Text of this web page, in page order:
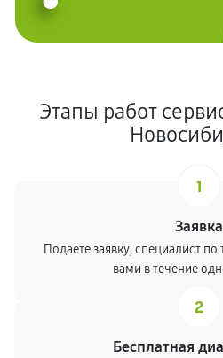
Этапы работ
1
Заявка
Подаете заявку, специалист по
вами в течение
2
Бесплатная